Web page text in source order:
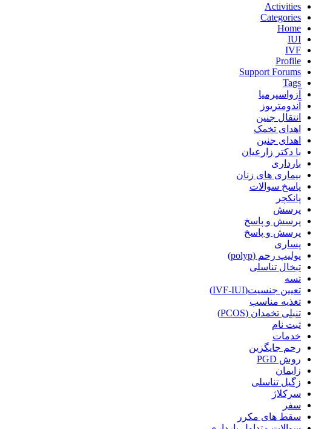
Activities
Categories
Home
IUI
IVF
Profile
Support Forums
Tags
آزواسپرمیا
آندومتریوز
انتقال جنین
اهدای تخمک
اهدای جنین
با دکتر زارعیان
بارداری
بیماری های زنان
پاسخ سوالات
پانکچر
پرسش
پرسش و پاسخ
پرسش و پاسخ
پساری
پولیپ رحم (polyp)
تبخال تناسلی
تسه
تعیین جنسیت(IVF-IUI)
تغذیه مناسب
تنبلی تخمدان (PCOS)
ثبت نام
خدمات
رحم جایگزین
روش PGD
زایمان
زگیل تناسلی
سرکلاژ
سفر
سقط های مکرر